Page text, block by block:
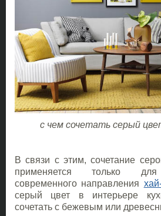
с чем сочетать серый
В связи с этим, сочетание
применяется только для
современного направления
серый цвет в интерьере
сочетать с бежевым или